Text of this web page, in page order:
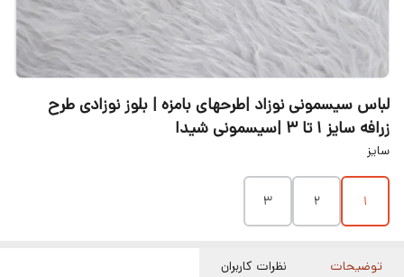
لباس سیسمونی نوزاد |طرحهای بامزه | بلوز نوزادی طرح
زرافه سایز ۱ تا ۳ |سیسمونی شیدا
سایز
۱ ۲ ۳
توضیحات نظرات کاربران